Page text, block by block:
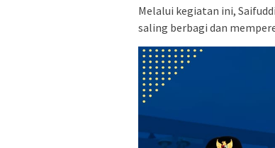
Melalui kegiatan ini,
saling berbagi dan